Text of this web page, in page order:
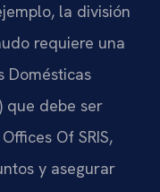
la división
requiere una
Domésticas
que debe ser
Of SRIS,
y asegurar